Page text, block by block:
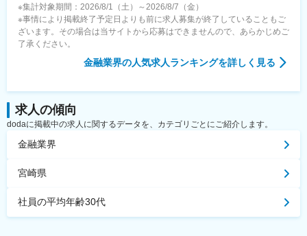
※集計対象期間：2026/8/1（土）～2026/8/7（金）
※事情により掲載終了予定日よりも前に求人募集が終了していることもご
ざいます。その場合は当サイトから応募はできませんので、あらかじめご
了承ください。
金融業界の人気求人ランキングを詳しく見る
求人の傾向
dodaに掲載中の求人に関するデータを、カテゴリごとにご紹介します。
金融業界
宮崎県
社員の平均年齢30代